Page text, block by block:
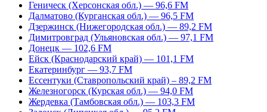
Геническ (Херсонская обл.) — 96,6 FM
Далматово (Курганская обл.) — 96,5 FM
Дзержинск (Нижегородская обл.) — 89,2 FM
Димитровград (Ульяновская обл.) — 97,1 FM
Донецк — 102,6 FM
Ейск (Краснодарский край) — 101,1 FM
Екатеринбург — 93,7 FM
Ессентуки (Ставропольский край) – 89,2 FM
Железногорск (Курская обл.) — 94,0 FM
Жердевка (Тамбовская обл.) — 103,3 FM